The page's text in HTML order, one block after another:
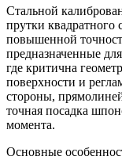
Стальной
прутки квадратного
повышенной
предназначенные
где критична
поверхности и
стороны,
точная посадка
момента.
Основные